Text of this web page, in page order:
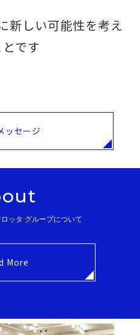
新しい可能性を考え
です
ッセージ
ッタ グループについて
More